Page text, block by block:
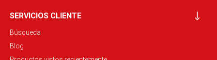
SERVICIOS CLIENTE
Búsqueda
Blog